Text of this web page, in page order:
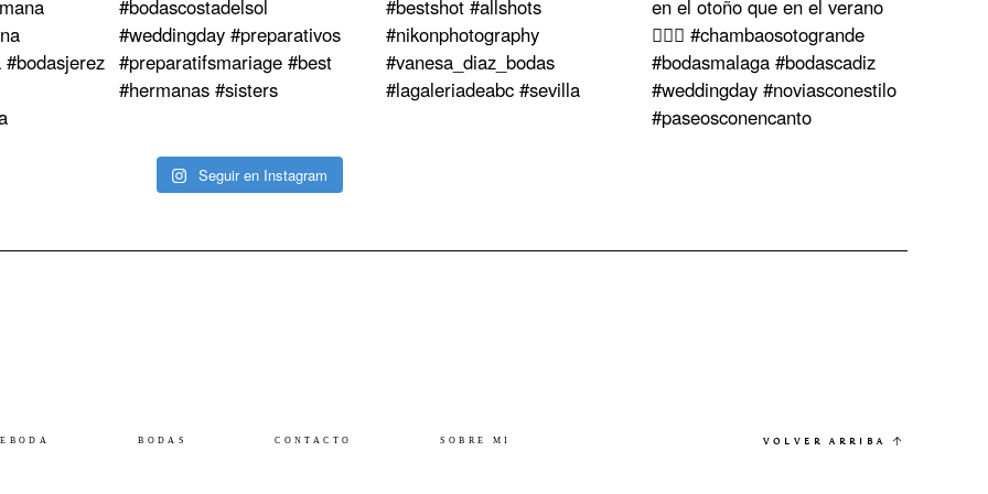
Seguir en Instagram
BODAS CONTACTO SOBRE MI VOLVER ARRIBA